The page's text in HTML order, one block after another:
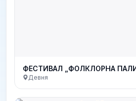
ФЕСТИВАЛ „ФОЛКЛОРНА
Девня